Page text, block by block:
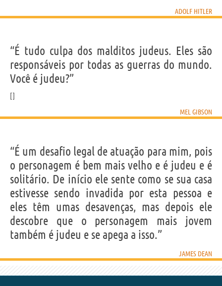
ADOLF HITLER
“É tudo culpa dos malditos judeus. Eles são
responsáveis por todas as guerras do mundo.
Você é judeu?”
MEL GIBSON
“É um desafio legal de atuação para mim, pois
o personagem é bem mais velho e é judeu e é
solitário. De início ele sente como se sua casa
estivesse sendo invadida por esta pessoa e
eles têm umas desavenças, mas depois ele
descobre que o personagem mais jovem
também é judeu e se apega a isso.”
JAMES DEAN